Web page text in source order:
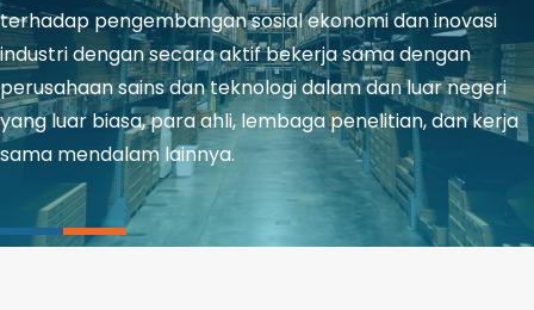
terhadap pengembangan sosial ekonomi dan inovasi
industri dengan secara aktif bekerja sama dengan
perusahaan sains dan teknologi dalam dan luar negeri
yang luar biasa, para ahli, lembaga penelitian, dan kerja
sama mendalam lainnya.